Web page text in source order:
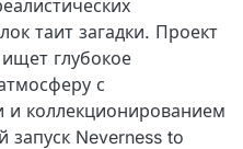
таит загадки. Проект
глубокое
с
коллекционированием
Neverness to